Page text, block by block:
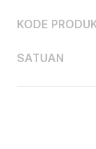
KODE
SATUAN